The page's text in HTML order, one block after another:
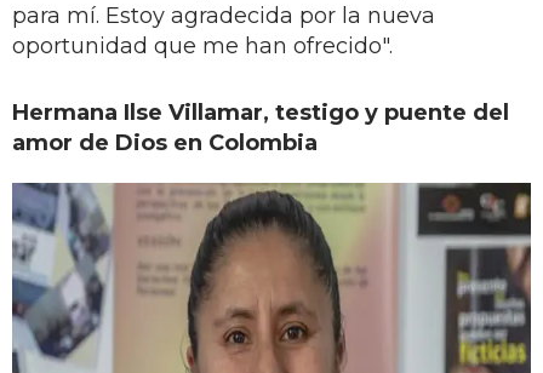
para mí. Estoy agradecida por la nueva
oportunidad que me han ofrecido".
Hermana Ilse Villamar, testigo y puente del
amor de Dios en Colombia